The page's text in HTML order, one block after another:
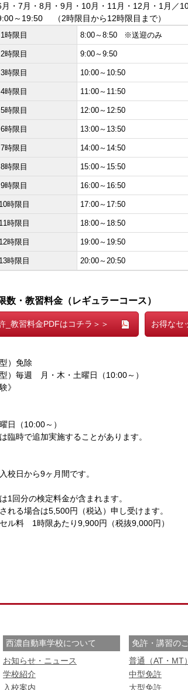
・7月・8月・9月・10月・11月・12月・1月／
～19:50 （2時限目から12時限目まで）
1時限目 8:00～8:50 ※送迎のみ
2時限目 9:00～9:50
3時限目 10:00～10:50
4時限目 11:00～11:50
5時限目 12:00～12:50
6時限目 13:00～13:50
7時限目 14:00～14:50
8時限目 15:00～15:50
9時限目 16:00～16:50
10時限目 17:00～17:50
11時限目 18:00～18:50
12時限目 19:00～19:50
13時限目 20:00～20:50
数・教習料金（レギュラーコース）
_教習料金PDFはコチラ＞＞ お得なセ
）免除
）毎週 月・木・土曜日（10:00～）
》
（10:00～）
臨時で追加実施することがあります。
校日から9ヶ月間です。
1回分の検定料金が含まれます。
れる場合は5,500円（税込）申し受けます。
ル料 1時限あたり9,900円（税抜9,000円）
西濃自動車学校について
お知らせ・ニュース
学校紹介
入校案内
免許・講習の
普通（AT・MT
中型免許
大型免許